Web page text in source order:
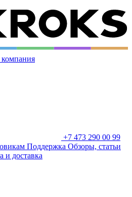
компания
+7 473 290 00 99
Поддержка Обзоры, статьи
и доставка